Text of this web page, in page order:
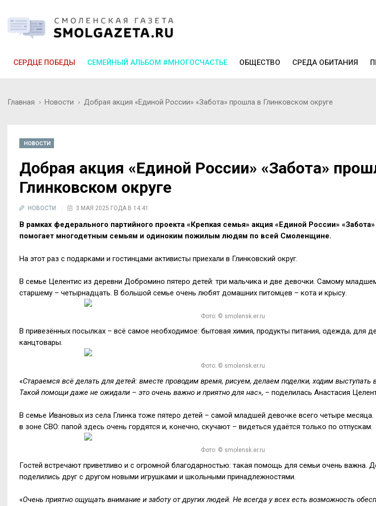
СЕРДЦЕ ПОБЕДЫ СЕМЕЙНЫЙ АЛЬБОМ #МНОГОСЧАСТЬЕ ОБЩЕСТВО СРЕДА ОБИТАНИЯ
Главная Новости Добрая акция «Единой России» «Забота» прошла в Глинковском округе
НОВОСТИ
Добрая акция «Единой России» «Забота»
Глинковском округе
НОВОСТИ 3 МАЯ 2025 ГОДА В 14:41
В рамках федерального партийного проекта «Крепкая семья» акция «Единой России»
помогает многодетным семьям и одиноким пожилым людям по всей Смоленщине.
На этот раз с подарками и гостинцами активисты приехали в Глинковский округ.
В семье Целентис из деревни Добромино пятеро детей: три мальчика и две девочки. Самому
старшему – четырнадцать. В большой семье очень любят домашних питомцев – кота и крысу.
Фото: © smolensk.er.ru
В привезённых посылках – всё самое необходимое: бытовая химия, продукты питания, одежда, для
канцтовары.
Фото: © smolensk.er.ru
«Стараемся всё делать для детей: вместе проводим время, рисуем, делаем поделки, ходим выступать
Такой помощи даже не ожидали – это очень важно и приятно для нас», – поделилась Анастасия
В семье Ивановых из села Глинка тоже пятеро детей – самой младшей девочке всего четыре месяца.
в зоне СВО: папой здесь очень гордятся и, конечно, скучают – видеться удаётся только по отпускам.
Фото: © smolensk.er.ru
Гостей встречают приветливо и с огромной благодарностью: такая помощь для семьи очень важна.
поделились друг с другом новыми игрушками и школьными принадлежностями.
«Очень приятно ощущать внимание и заботу от других людей. Не всегда у всех есть возможность